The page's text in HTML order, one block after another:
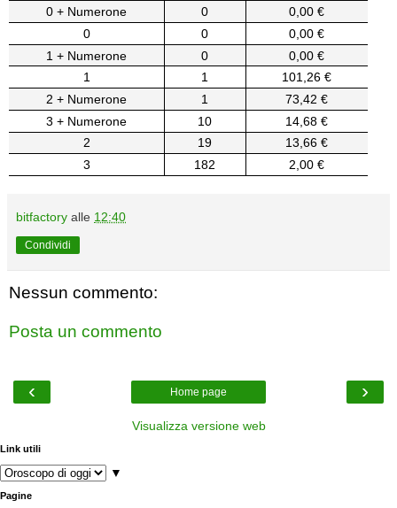
0 + Numerone
0
0,00 €
0
0
0,00 €
1 + Numerone
0
0,00 €
1
1
101,26 €
2 + Numerone
1
73,42 €
3 + Numerone
10
14,68 €
2
19
13,66 €
3
182 2,00 €
bitfactory alle 12:40
Condividi
Nessun commento:
Posta un commento
‹ ›
Home page
Visualizza versione web
Link utili
▼
Pagine